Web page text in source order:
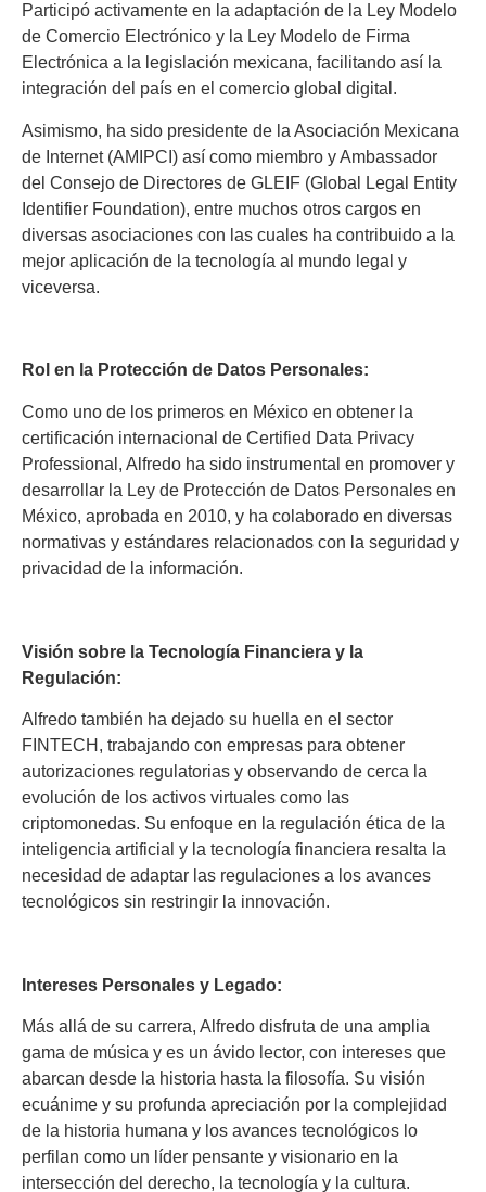
Participó activamente en la adaptación de la Ley Modelo
de Comercio Electrónico y la Ley Modelo de Firma
Electrónica a la legislación mexicana, facilitando así la
integración del país en el comercio global digital.
Asimismo, ha sido presidente de la Asociación Mexicana
de Internet (AMIPCI) así como miembro y Ambassador
del Consejo de Directores de GLEIF (Global Legal Entity
Identifier Foundation), entre muchos otros cargos en
diversas asociaciones con las cuales ha contribuido a la
mejor aplicación de la tecnología al mundo legal y
viceversa.
Rol en la Protección de Datos Personales:
Como uno de los primeros en México en obtener la
certificación internacional de Certified Data Privacy
Professional, Alfredo ha sido instrumental en promover y
desarrollar la Ley de Protección de Datos Personales en
México, aprobada en 2010, y ha colaborado en diversas
normativas y estándares relacionados con la seguridad y
privacidad de la información.
Visión sobre la Tecnología Financiera y la
Regulación:
Alfredo también ha dejado su huella en el sector
FINTECH, trabajando con empresas para obtener
autorizaciones regulatorias y observando de cerca la
evolución de los activos virtuales como las
criptomonedas. Su enfoque en la regulación ética de la
inteligencia artificial y la tecnología financiera resalta la
necesidad de adaptar las regulaciones a los avances
tecnológicos sin restringir la innovación.
Intereses Personales y Legado:
Más allá de su carrera, Alfredo disfruta de una amplia
gama de música y es un ávido lector, con intereses que
abarcan desde la historia hasta la filosofía. Su visión
ecuánime y su profunda apreciación por la complejidad
de la historia humana y los avances tecnológicos lo
perfilan como un líder pensante y visionario en la
intersección del derecho, la tecnología y la cultura.